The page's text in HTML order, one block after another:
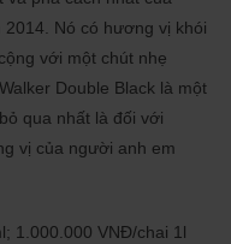
Nó có hương vị khói
với một chút nhẹ
Double Black là một
qua nhất là đối với
vị của người anh em
1.000.000 VNĐ/chai 1l